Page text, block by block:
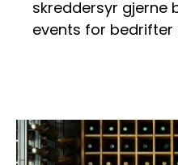
skreddersyr gjerne
events for